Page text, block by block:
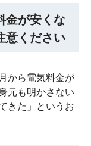
金が安くな
意ください
から電気料金が
元も明かさない
きた」というお